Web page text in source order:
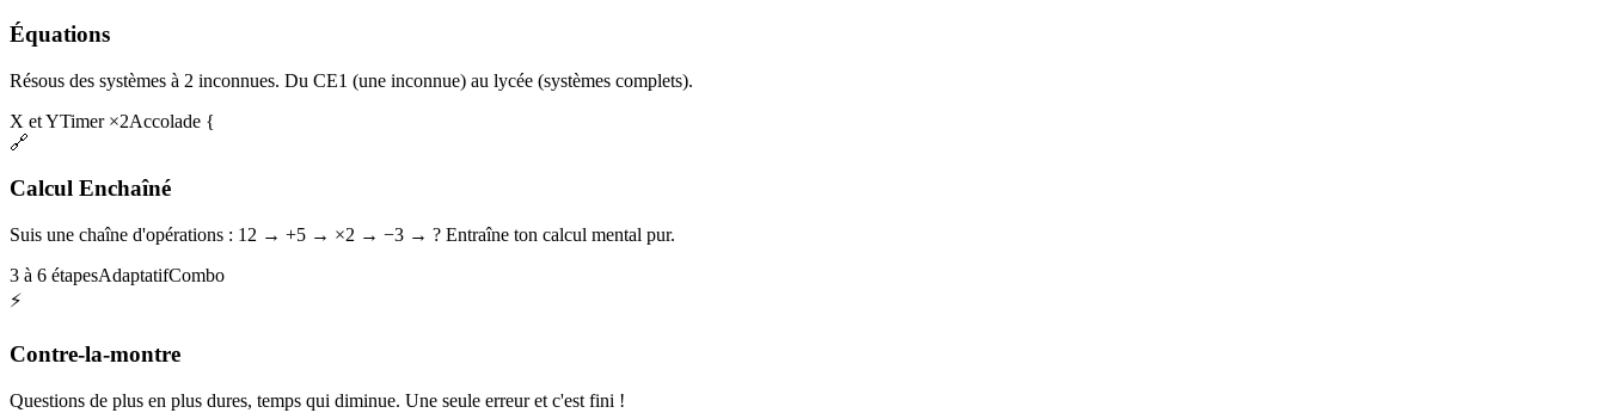
Équations
Résous des systèmes à 2 inconnues. Du CE1 (une inconnue) au lycée (systèmes complets).
X et YTimer ×2Accolade {
🔗
Calcul Enchaîné
Suis une chaîne d'opérations : 12 → +5 → ×2 → −3 → ? Entraîne ton calcul mental pur.
3 à 6 étapesAdaptatifCombo
⚡
Contre-la-montre
Questions de plus en plus dures, temps qui diminue. Une seule erreur et c'est fini !